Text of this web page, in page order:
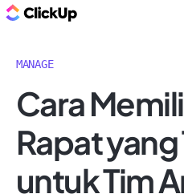
MANAGE
Cara
Rapat
untuk Tim